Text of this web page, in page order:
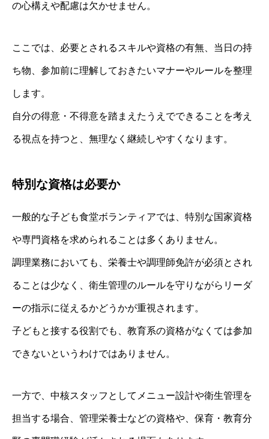
の心構えや配慮は欠かせません。
ここでは、必要とされるスキルや資格の有無、当日の持
ち物、参加前に理解しておきたいマナーやルールを整理
します。
自分の得意・不得意を踏まえたうえでできることを考え
る視点を持つと、無理なく継続しやすくなります。
特別な資格は必要か
一般的な子ども食堂ボランティアでは、特別な国家資格
や専門資格を求められることは多くありません。
調理業務においても、栄養士や調理師免許が必須とされ
ることは少なく、衛生管理のルールを守りながらリーダ
ーの指示に従えるかどうかが重視されます。
子どもと接する役割でも、教育系の資格がなくては参加
できないというわけではありません。
一方で、中核スタッフとしてメニュー設計や衛生管理を
担当する場合、管理栄養士などの資格や、保育・教育分